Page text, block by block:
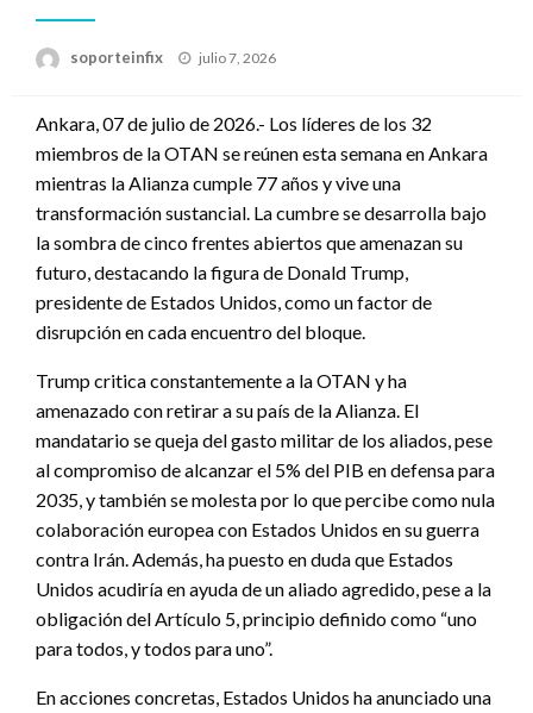
soporteinfix
Publicado
julio 7, 2026
Ankara, 07 de julio de 2026.- Los líderes de los 32
miembros de la OTAN se reúnen esta semana en Ankara
mientras la Alianza cumple 77 años y vive una
transformación sustancial. La cumbre se desarrolla bajo
la sombra de cinco frentes abiertos que amenazan su
futuro, destacando la figura de Donald Trump,
presidente de Estados Unidos, como un factor de
disrupción en cada encuentro del bloque.
Trump critica constantemente a la OTAN y ha
amenazado con retirar a su país de la Alianza. El
mandatario se queja del gasto militar de los aliados, pese
al compromiso de alcanzar el 5% del PIB en defensa para
2035, y también se molesta por lo que percibe como nula
colaboración europea con Estados Unidos en su guerra
contra Irán. Además, ha puesto en duda que Estados
Unidos acudiría en ayuda de un aliado agredido, pese a la
obligación del Artículo 5, principio definido como “uno
para todos, y todos para uno”.
En acciones concretas, Estados Unidos ha anunciado una